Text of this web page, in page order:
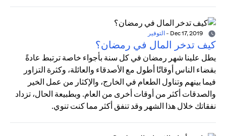
- التوفير
كيف تدخر المال في رمضان؟
يطل علينا شهر رمضان في كل سنة بأجواء خاصة ترتبط عادةً
بقضاء الناس أوقاتًا أطول مع الأصدقاء والعائلة، وكثرة التزاور
فيما بينهم وتناول الطعام في الخارج، والإكثار من عمل الخير
والصدقات أكثر من أوقات أخرى من العام. وبطبيعة الحال، تزداد
نفقاتك خلال هذا الشهر وقد تنفق أكثر مما كنت تنوي.